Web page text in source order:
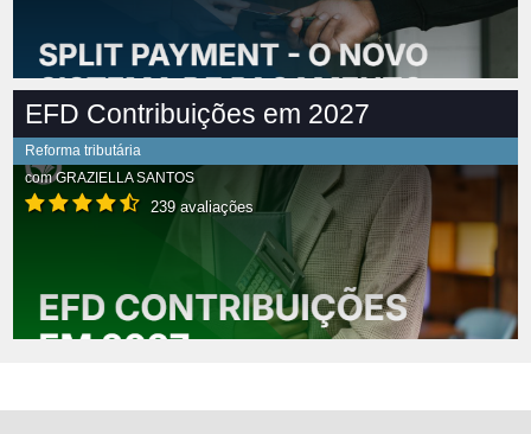
EFD Contribuições em 2027
Reforma tributária
comGRAZIELLA SANTOS
239 avaliações